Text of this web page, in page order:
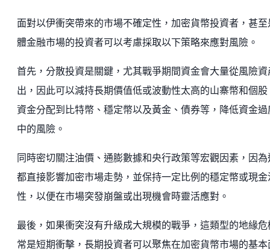
面對以伊衝突帶來的市場不確定性，加密貨幣投資者，甚至
體金融市場的投資者可以考慮採取以下策略來應對風險。
首先，分散投資是關鍵，尤其戰爭期間資金會大量從風險資
出，因此可以減持長期價值低或波動性太高的山寨幣和個股
資金分配到比特幣、穩定幣以及黃金、債券等，降低資金過
中的風險。
同時密切關注油價、通膨數據和央行政策等宏觀因素，因為
都直接影響加密市場走勢，並保持一定比例的穩定幣或現金
性，以便在市場突發崩盤或出現機會時靈活應對。
最後，如果衝突沒有升級成大規模的戰爭，這類型的地緣危
常是短期衝擊，長期投資者可以聚焦在加密貨幣市場的基本